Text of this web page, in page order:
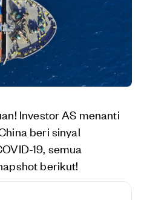
Investor AS menanti
beri sinyal
19, semua
berikut!